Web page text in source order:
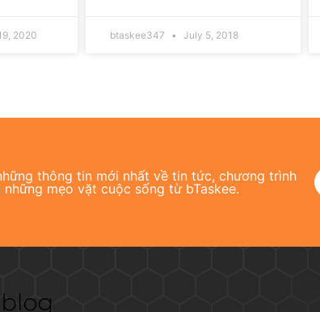
2020 btaskee347 July 5, 2018
thông tin mới nhất về tin tức, chương trình
những mẹo vặt cuộc sống từ bTaskee.